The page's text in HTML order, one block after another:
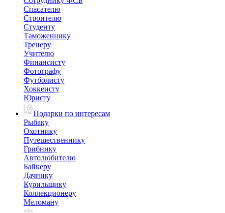
Спасателю
Строителю
Студенту
Таможеннику
Тренеру
Учителю
Финансисту
Фотографу
Футболисту
Хоккеисту
Юристу
Подарки по интересам
Рыбаку
Охотнику
Путешественнику
Грибнику
Автолюбителю
Байкеру
Дачнику
Курильщику
Коллекционеру
Меломану